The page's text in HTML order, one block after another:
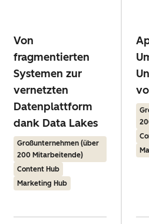
Von
fragmentierten
Systemen zur
vernetzten
Datenplattform
dank Data Lakes
Großunternehmen (über
200 Mitarbeitende)
Content Hub
Marketing Hub